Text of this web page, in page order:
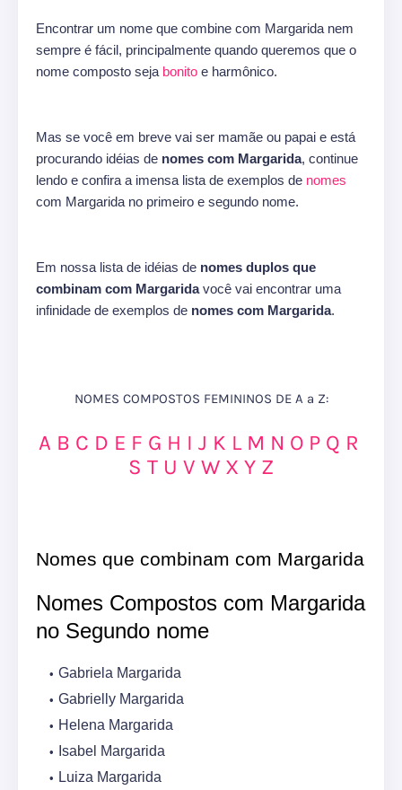
Encontrar um nome que combine com Margarida nem
sempre é fácil, principalmente quando queremos que o
nome composto seja bonito e harmônico.
Mas se você em breve vai ser mamãe ou papai e está
procurando idéias de nomes com Margarida, continue
lendo e confira a imensa lista de exemplos de nomes
com Margarida no primeiro e segundo nome.
Em nossa lista de idéias de nomes duplos que
combinam com Margaridavocê vai encontrar uma
infinidade de exemplos de nomes com Margarida.
NOMES COMPOSTOS FEMININOS DE A a Z:
A B C D E F G H I J K L M N O P Q R
S T U V W X Y Z
Nomes que combinam com Margarida
Nomes Compostos com Margarida
no Segundo nome
Gabriela Margarida
Gabrielly Margarida
Helena Margarida
Isabel Margarida
Luiza Margarida